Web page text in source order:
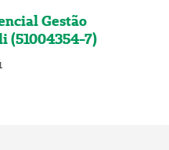
Gestão
(51004354-7)